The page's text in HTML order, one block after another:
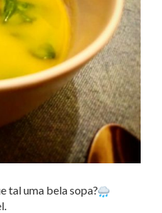
tal uma bela sopa?